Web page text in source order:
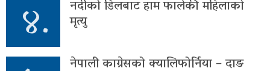
४. नदीको डिलबाट हाम फालेकी महिलाको
मृत्यु
नेपाली काग्रेसको क्यालिफोर्निया – दाङ